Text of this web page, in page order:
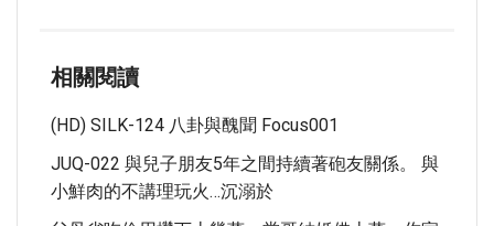
相關閱讀
(HD) SILK-124 八卦與醜聞 Focus001
JUQ-022 與兒子朋友5年之間持續著砲友關係。 與
小鮮肉的不講理玩火…沉溺於